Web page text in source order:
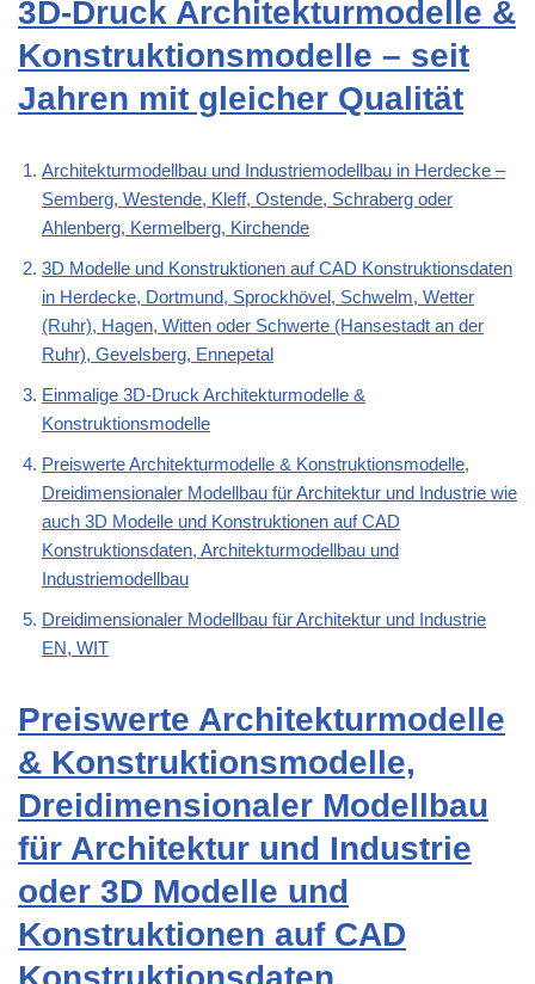
3D-Druck Architekturmodelle &
Konstruktionsmodelle – seit
Jahren mit gleicher Qualität
Architekturmodellbau und Industriemodellbau in Herdecke –
Semberg, Westende, Kleff, Ostende, Schraberg oder
Ahlenberg, Kermelberg, Kirchende
3D Modelle und Konstruktionen auf CAD Konstruktionsdaten
in Herdecke, Dortmund, Sprockhövel, Schwelm, Wetter
(Ruhr), Hagen, Witten oder Schwerte (Hansestadt an der
Ruhr), Gevelsberg, Ennepetal
Einmalige 3D-Druck Architekturmodelle &
Konstruktionsmodelle
Preiswerte Architekturmodelle & Konstruktionsmodelle,
Dreidimensionaler Modellbau für Architektur und Industrie wie
auch 3D Modelle und Konstruktionen auf CAD
Konstruktionsdaten, Architekturmodellbau und
Industriemodellbau
Dreidimensionaler Modellbau für Architektur und Industrie
EN, WIT
Preiswerte Architekturmodelle
& Konstruktionsmodelle,
Dreidimensionaler Modellbau
für Architektur und Industrie
oder 3D Modelle und
Konstruktionen auf CAD